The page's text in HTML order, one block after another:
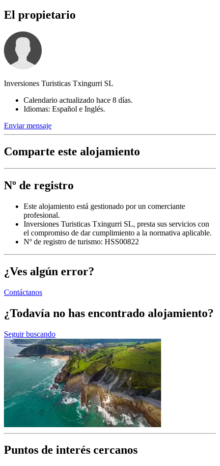
El propietario
Inversiones Turisticas Txingurri SL
Calendario actualizado hace 8 días.
Idiomas: Español e Inglés.
Enviar mensaje
Comparte este alojamiento
Nº de registro
Este alojamiento está gestionado por un comerciante
profesional.
Inversiones Turisticas Txingurri SL, presta sus servicios con
el compromiso de dar cumplimiento a la normativa aplicable.
Nº de registro de turismo: HSS00822
¿Ves algún error?
Contáctanos
¿Todavía no has encontrado alojamiento?
Seguir buscando
Puntos de interés cercanos